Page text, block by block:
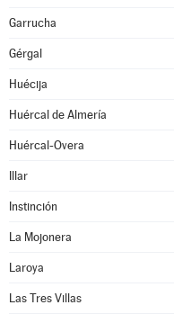
Garrucha
Gérgal
Huécija
Huércal de Almería
Huércal-Overa
Illar
Instinción
La Mojonera
Laroya
Las Tres Villas